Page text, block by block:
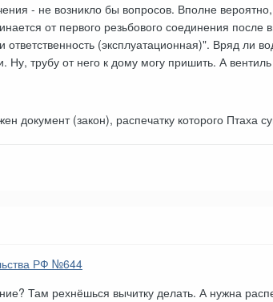
- не возникло бы вопросов. Вполне
от первого резьбового соединения
ответственность (эксплуатационная)". Вряд ли
Ну, трубу от него к дому могу пришить. А
документ (закон), распечатку которого Птаха
РФ №644
Там рехнёшься вычитку делать. А нужна